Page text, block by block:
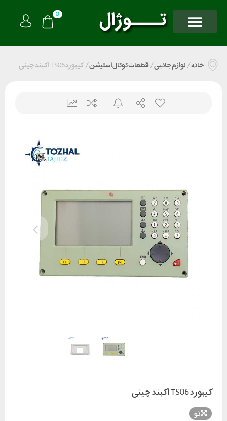
0
خانه/لوازم جانبی/قطعات توتال استیشن/ کیبورد TS06 آکبند چینی
کیبورد TS06 آکبند چینی
نو